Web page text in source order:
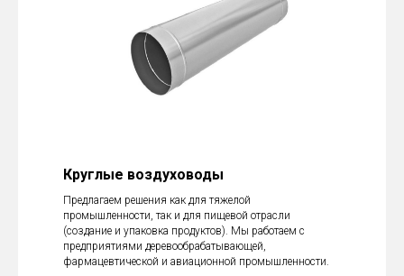
Круглые воздуховоды
Предлагаем решения как для тяжелой
промышленности, так и для пищевой отрасли
(создание и упаковка продуктов). Мы работаем с
предприятиями деревообрабатывающей,
фармацевтической и авиационной промышленности.